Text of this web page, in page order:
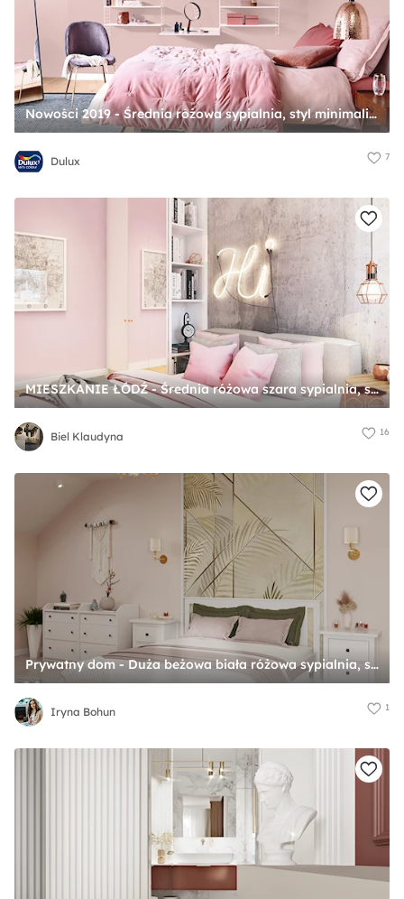
Nowości 2019 - Średnia różowa sypialnia, styl minimalistyczny - zdjęcie od Dulux
Dulux 7
MIESZKANIE ŁÓDŹ - Średnia różowa szara sypialnia, styl industrialny - zdjęcie od Biel Klaudyna
Biel Klaudyna 16
Prywatny dom - Duża beżowa biała różowa sypialnia, styl nowoczesny - zdjęcie od Iryna Bohun
Iryna Bohun 1